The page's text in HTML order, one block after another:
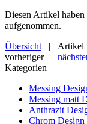
Diesen Artikel
aufgenommen.
Übersicht | Artikel
vorheriger|
Kategorien
Messing
Messing matt
Anthrazit
Chrom Design